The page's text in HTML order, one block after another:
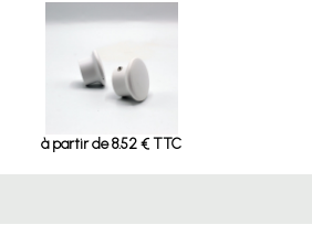
à partir de 8.52 € TTC